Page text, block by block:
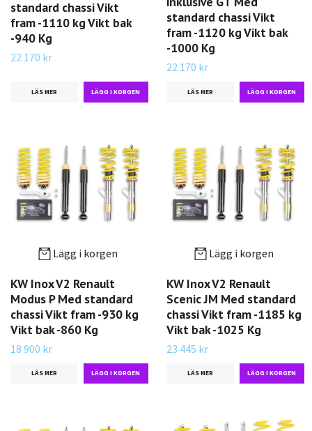
standard chassi Vikt
fram -1110 kg Vikt bak
-940 Kg
22 170 kr
LÄS MER
standard chassi Vikt
fram -1120 kg Vikt bak
-1000 Kg
22 170 kr
LÄS MER
Lägg i korgen
KW Inox V2 Renault
Modus P Med standard
chassi Vikt fram -930 kg
Vikt bak -860 Kg
18 900 kr
LÄS MER
Lägg i korgen
KW Inox V2 Renault
Scenic JM Med standard
chassi Vikt fram -1185 kg
Vikt bak -1025 Kg
23 445 kr
LÄS MER